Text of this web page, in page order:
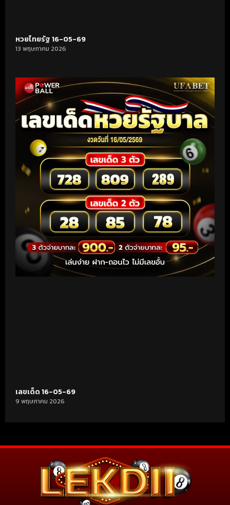
หวยไทยรัฐ 16-05-69
13 พฤษภาคม 2026
เลขเด็ด 16-05-69
9 พฤษภาคม 2026